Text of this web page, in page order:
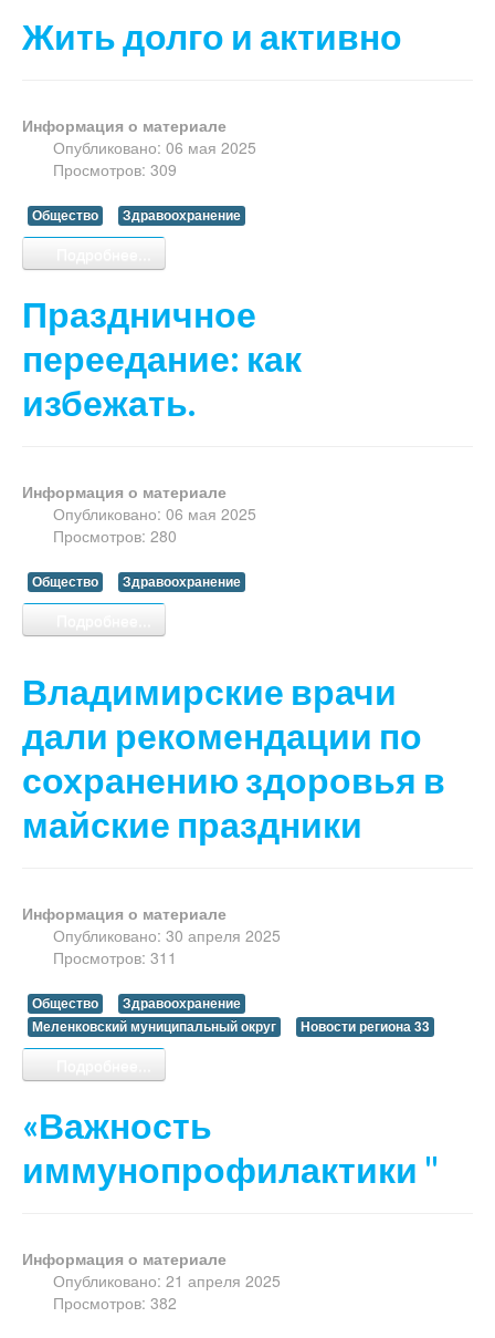
Жить долго и активно
Информация о материале
Опубликовано: 06 мая 2025
Просмотров: 309
Общество Здравоохранение
Праздничное
переедание: как
избежать.
Информация о материале
Опубликовано: 06 мая 2025
Просмотров: 280
Общество Здравоохранение
Владимирские врачи
дали рекомендации по
сохранению здоровья в
майские праздники
Информация о материале
Опубликовано: 30 апреля 2025
Просмотров: 311
Общество
Здравоохранение
Меленковский муниципальный округ
Новости региона 33
«Важность
иммунопрофилактики "
Информация о материале
Опубликовано: 21 апреля 2025
Просмотров: 382